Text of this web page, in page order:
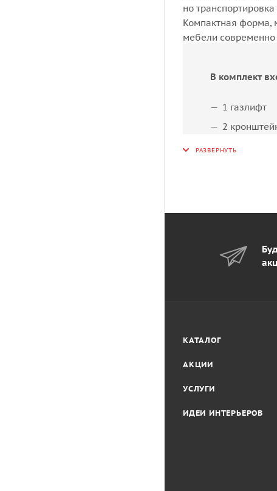
но
Компактная форма,
мебели современно
В комплект
1 газлифт
2
Инструкция
КАТАЛОГ
АКЦИИ
УСЛУГИ
ИДЕИ ИНТЕРЬЕРОВ